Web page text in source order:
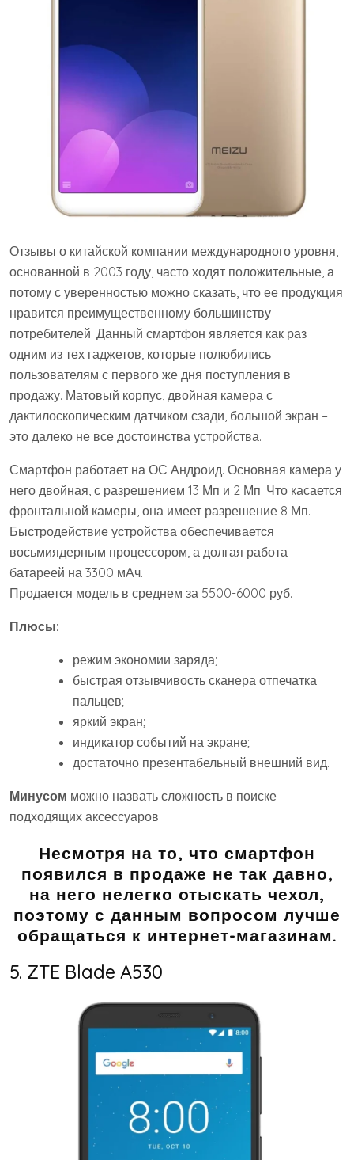
Отзывы о китайской компании международного уровня,
основанной в 2003 году, часто ходят положительные, а
потому с уверенностью можно сказать, что ее продукция
нравится преимущественному большинству
потребителей. Данный смартфон является как раз
одним из тех гаджетов, которые полюбились
пользователям с первого же дня поступления в
продажу. Матовый корпус, двойная камера с
дактилоскопическим датчиком сзади, большой экран –
это далеко не все достоинства устройства.
Смартфон работает на ОС Андроид. Основная камера у
него двойная, с разрешением 13 Мп и 2 Мп. Что касается
фронтальной камеры, она имеет разрешение 8 Мп.
Быстродействие устройства обеспечивается
восьмиядерным процессором, а долгая работа –
батареей на 3300 мАч.
Продается модель в среднем за 5500-6000 руб.
Плюсы:
режим экономии заряда;
быстрая отзывчивость сканера отпечатка
пальцев;
яркий экран;
индикатор событий на экране;
достаточно презентабельный внешний вид.
Минусом можно назвать сложность в поиске
подходящих аксессуаров.
Несмотря на то, что смартфон
появился в продаже не так давно,
на него нелегко отыскать чехол,
поэтому с данным вопросом лучше
обращаться к интернет-магазинам.
5. ZTE Blade A530